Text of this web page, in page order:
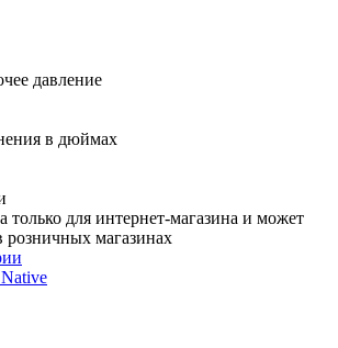
давление
в дюймах
только для интернет-магазина и может
розничных магазинах